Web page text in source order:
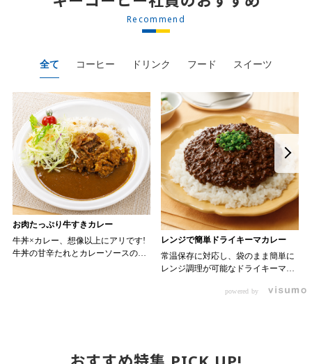
Recommend
全て コーヒー ドリンク フード スイーツ
お肉たっぷり牛すきカレー
牛丼×カレー、想像以上にアリです!
牛丼の甘辛たれとカレーソースのス
丼の素を中央にのせます。 3. 手前
レンジで簡単ドライキーマカレー
常温保存に対応し、袋のまま簡単に
レンジ調理が可能なドライキーマカ
オリジナルメニューにアレンジも可
powered by